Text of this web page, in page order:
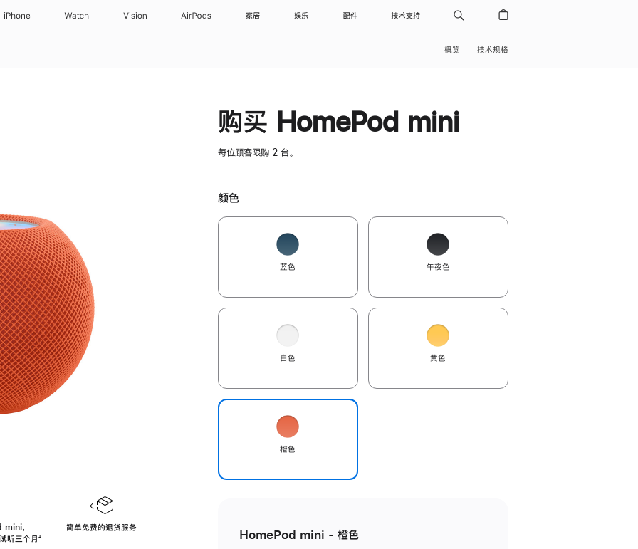
iPhone Watch Vision AirPods 家居 娱乐 配件 技术支持
概览 技术规格
，
听三个月脚
⁺
简单免费的退货服务
购买 HomePod mini
每位顾客限购 2 台。
颜色
蓝色 午夜色
白色 黄色
橙色
HomePod mini - 橙色